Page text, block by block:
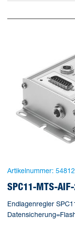
Artikelnummer:
SPC11-MTS-AIF-
Endlagenregler